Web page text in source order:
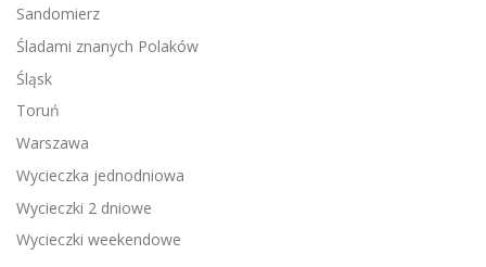
Sandomierz
Śladami znanych Polaków
Śląsk
Toruń
Warszawa
Wycieczka jednodniowa
Wycieczki 2 dniowe
Wycieczki weekendowe